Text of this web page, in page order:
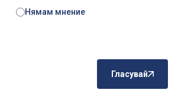
Нямам мнение
Гласувай